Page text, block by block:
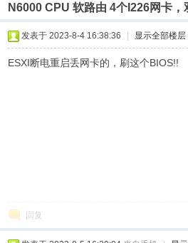
›
N6000 CPU 软路由 4个I226网卡
发表于 2023-8-4 16:38:36 显示全部楼层
ESXI断电重启丢网卡的，刷这个BIOS!!
回复